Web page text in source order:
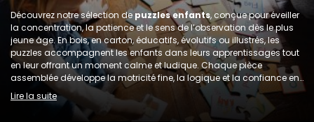
Découvrez notre sélection de puzzles enfants, conçue pour éveiller
la concentration, la patience et le sens de l’observation dès le plus
jeune âge. En bois, en carton, éducatifs, évolutifs ou illustrés, les
puzzles accompagnent les enfants dans leurs apprentissages tout
en leur offrant un moment calme et ludique. Chaque pièce
assemblée développe la motricité fine, la logique et la confiance en
soi. Chez Slood, nous privilégions des puzzles durables, bien pensés
et responsables, pour encourager les petits curieux à apprendre,
imaginer et s’amuser autrement.
Lire la suite